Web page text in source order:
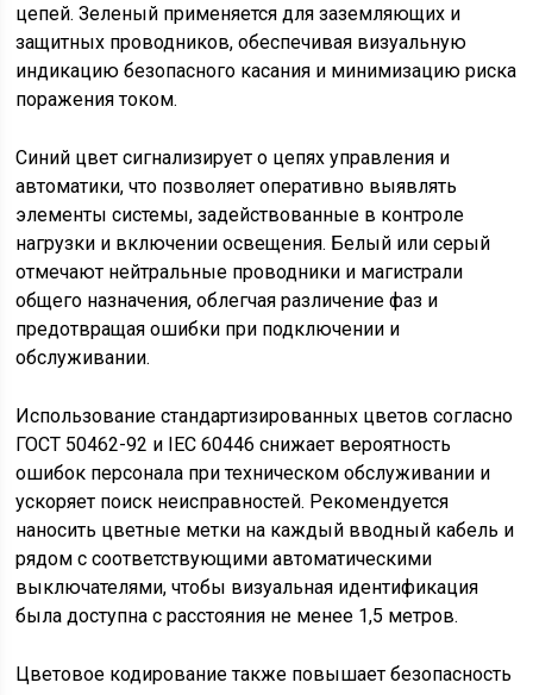
цепей. Зеленый применяется для заземляющих и
защитных проводников, обеспечивая визуальную
индикацию безопасного касания и минимизацию риска
поражения током.
Синий цвет сигнализирует о цепях управления и
автоматики, что позволяет оперативно выявлять
элементы системы, задействованные в контроле
нагрузки и включении освещения. Белый или серый
отмечают нейтральные проводники и магистрали
общего назначения, облегчая различение фаз и
предотвращая ошибки при подключении и
обслуживании.
Использование стандартизированных цветов согласно
ГОСТ 50462-92 и IEC 60446 снижает вероятность
ошибок персонала при техническом обслуживании и
ускоряет поиск неисправностей. Рекомендуется
наносить цветные метки на каждый вводный кабель и
рядом с соответствующими автоматическими
выключателями, чтобы визуальная идентификация
была доступна с расстояния не менее 1,5 метров.
Цветовое кодирование также повышает безопасность